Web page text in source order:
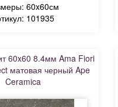
60x60см
101935
60x60 8.4мм Ama Fiori
матовая черный Ape
Ceramica